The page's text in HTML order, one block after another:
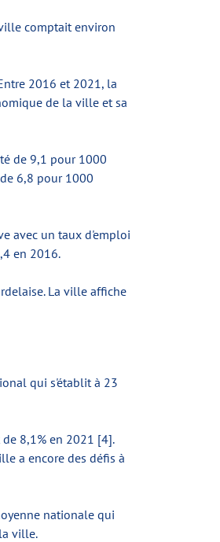
comptait environ
2016 et 2021, la
de la ville et sa
de 9,1 pour 1000
6,8 pour 1000
avec un taux d'emploi
en 2016.
La ville affiche
qui s'établit à 23
8,1% en 2021 [4].
a encore des défis à
nationale qui
ville.